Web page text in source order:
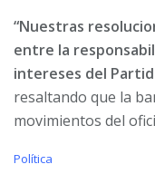
“Nuestras
entre la
intereses del
resaltando que la
movimientos del
C
Política